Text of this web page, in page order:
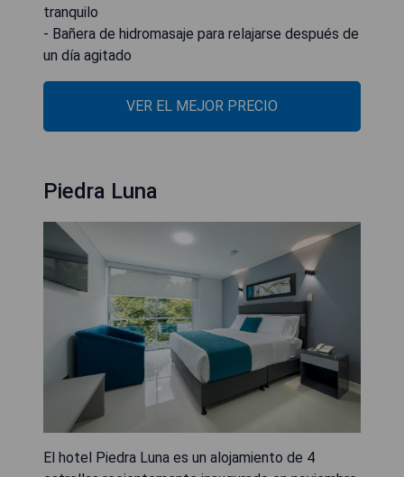
tranquilo
- Bañera de hidromasaje para relajarse después de
un día agitado
VER EL MEJOR PRECIO
Piedra Luna
El hotel Piedra Luna es un alojamiento de 4